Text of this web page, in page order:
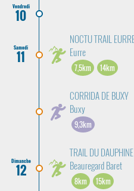
Vendredi
10
Samedi
11
NOCTU TRAIL
Eurre
7,5km 14km
CORRIDA DE BUXY
Buxy
9,3km
Dimanche
12
TRAIL DU DAUPHINE
Beauregard Baret
8km 15km